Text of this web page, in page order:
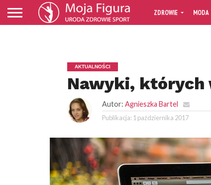
ZDROWIE MODA
AKTUALNOŚCI
Nawyki, których
Autor: Agnieszka Bartel
Publikacja: 1 października 2017